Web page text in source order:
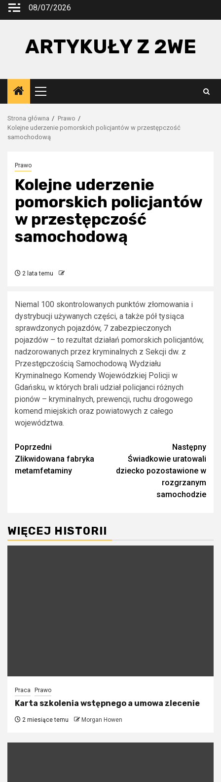
Przejdź
08/07/2026
ARTYKUŁY Z 2WE
Menu
główne
Strona główna
Prawo
Kolejne uderzenie pomorskich policjantów w przestępczość
samochodową
Prawo
Kolejne uderzenie
pomorskich policjantów
w przestępczość
samochodową
2 lata temu
Niemal 100 skontrolowanych punktów złomowania i
dystrybucji używanych części, a także pół tysiąca
sprawdzonych pojazdów, 7 zabezpieczonych
pojazdów – to rezultat działań pomorskich policjantów,
nadzorowanych przez kryminalnych z Sekcji dw. z
Przestępczością Samochodową Wydziału
Kryminalnego Komendy Wojewódzkiej Policji w
Gdańsku, w których brali udział policjanci różnych
pionów – kryminalnych, prewencji, ruchu drogowego
komend miejskich oraz powiatowych z całego
województwa.
Zobacz
wpisy
Poprzedni
Zlikwidowana fabryka
metamfetaminy
Następny
Świadkowie uratowali
dziecko pozostawione w
rozgrzanym
samochodzie
WIĘCEJ HISTORII
Praca Prawo
Karta szkolenia wstępnego a umowa zlecenie
2 miesiące temu Morgan Howen